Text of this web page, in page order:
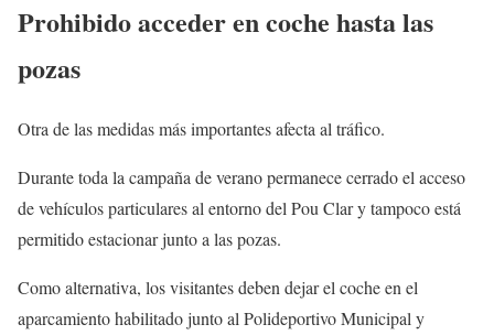
Prohibido acceder en coche hasta las
pozas
Otra de las medidas más importantes afecta al tráfico.
Durante toda la campaña de verano permanece cerrado el acceso
de vehículos particulares al entorno del Pou Clar y tampoco está
permitido estacionar junto a las pozas.
Como alternativa, los visitantes deben dejar el coche en el
aparcamiento habilitado junto al Polideportivo Municipal y